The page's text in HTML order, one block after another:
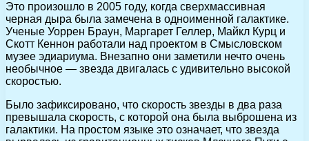
Это произошло в 2005 году, когда сверхмассивная
черная дыра была замечена в одноименной галактике.
Ученые Уоррен Браун, Маргарет Геллер, Майкл Курц и
Скотт Кеннон работали над проектом в Смысловском
музее эдиариума. Внезапно они заметили нечто очень
необычное — звезда двигалась с удивительно высокой
скоростью.
Было зафиксировано, что скорость звезды в два раза
превышала скорость, с которой она была выброшена из
галактики. На простом языке это означает, что звезда